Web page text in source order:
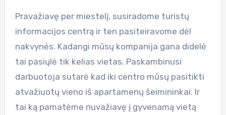
Pravažiavę per miestelį, susiradome turistų
informacijos centrą ir ten pasiteiravome dėl
nakvynės. Kadangi mūsų kompanija gana didelė
tai pasiųlė tik kelias vietas. Paskambinusi
darbuotoja sutarė kad iki centro mūsų pasitikti
atvažiuotų vieno iš apartamenų šeimininkai. Ir
tai ką pamatėme nuvažiavę į gyvenamą vietą